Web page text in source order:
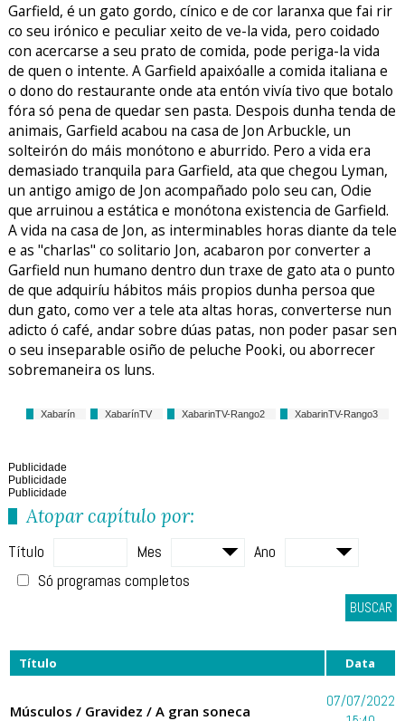
Garfield, é un gato gordo, cínico e de cor laranxa que fai rir
co seu irónico e peculiar xeito de ve-la vida, pero coidado
con acercarse a seu prato de comida, pode periga-la vida
de quen o intente. A Garfield apaixóalle a comida italiana e
o dono do restaurante onde ata entón vivía tivo que botalo
fóra só pena de quedar sen pasta. Despois dunha tenda de
animais, Garfield acabou na casa de Jon Arbuckle, un
solteirón do máis monótono e aburrido. Pero a vida era
demasiado tranquila para Garfield, ata que chegou Lyman,
un antigo amigo de Jon acompañado polo seu can, Odie
que arruinou a estática e monótona existencia de Garfield.
A vida na casa de Jon, as interminables horas diante da tele
e as "charlas" co solitario Jon, acabaron por converter a
Garfield nun humano dentro dun traxe de gato ata o punto
de que adquiríu hábitos máis propios dunha persoa que
dun gato, como ver a tele ata altas horas, converterse nun
adicto ó café, andar sobre dúas patas, non poder pasar sen
o seu inseparable osiño de peluche Pooki, ou aborrecer
sobremaneira os luns.
Xabarín XabarínTV XabarinTV-Rango2 XabarinTV-Rango3
Publicidade
Publicidade
Publicidade
Atopar capítulo por:
Título Mes
Ano
Só programas completos
BUSCAR
Título Data
Músculos / Gravidez / A gran soneca
07/07/2022